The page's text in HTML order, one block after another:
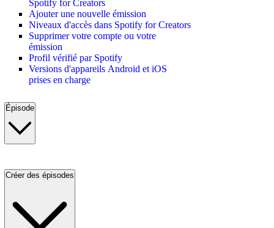
Spotify for Creators
Ajouter une nouvelle émission
Niveaux d'accès dans Spotify for Creators
Supprimer votre compte ou votre
émission
Profil vérifié par Spotify
Versions d'appareils Android et iOS
prises en charge
Épisode
Créer des épisodes